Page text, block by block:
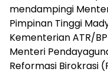
mendampingi
Pimpinan Tinggi
Kementerian ATR/
Menteri
Reformasi Birokrasi